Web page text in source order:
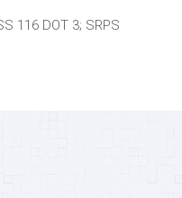
116 DOT 3; SRPS